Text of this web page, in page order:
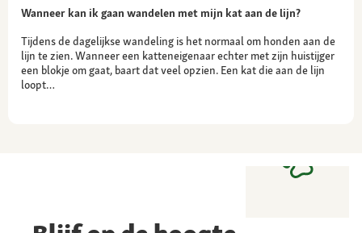
Wanneer kan ik gaan wandelen met mijn kat aan de lijn?
Tijdens de dagelijkse wandeling is het normaal om honden aan de
lijn te zien. Wanneer een katteneigenaar echter met zijn huistijger
een blokje om gaat, baart dat veel opzien. Een kat die aan de lijn
loopt…